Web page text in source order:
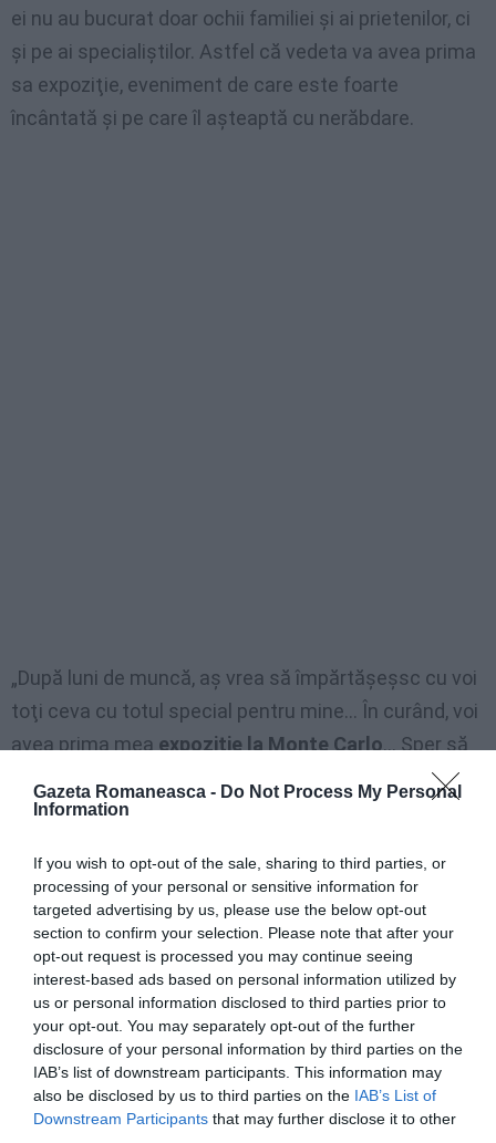
Gazeta Romaneasca - Do Not Process My Personal
Information
If you wish to opt-out of the sale, sharing to third parties, or
processing of your personal or sensitive information for
targeted advertising by us, please use the below opt-out
section to confirm your selection. Please note that after your
opt-out request is processed you may continue seeing
interest-based ads based on personal information utilized by
us or personal information disclosed to third parties prior to
your opt-out. You may separately opt-out of the further
disclosure of your personal information by third parties on the
IAB’s list of downstream participants. This information may
also be disclosed by us to third parties on the IAB’s List of
Downstream Participants that may further disclose it to other
ei nu au bucurat doar ochii familiei şi ai prietenilor, ci
şi pe ai specialiştilor. Astfel că vedeta va avea prima
sa expoziţie, eveniment de care este foarte
încântată şi pe care îl aşteaptă cu nerăbdare.
„După luni de muncă, aş vrea să împărtăşeşsc cu voi
toţi ceva cu totul special pentru mine… În curând, voi
avea prima meaexpoziţie la Monte Carlo… Sper să
fiţi lângă mine…”, a anunţat Catrinel. „Bravo, femeie!
Abia aştept expoziţia!”, i-a transmis
Articolul anterior
Caramelul, delicios în orice rețetă
Următorul articol
Romii ne ţin departe de Schengen. Franţa,
decizie rasistă
AȚI PUTEA DORI DE